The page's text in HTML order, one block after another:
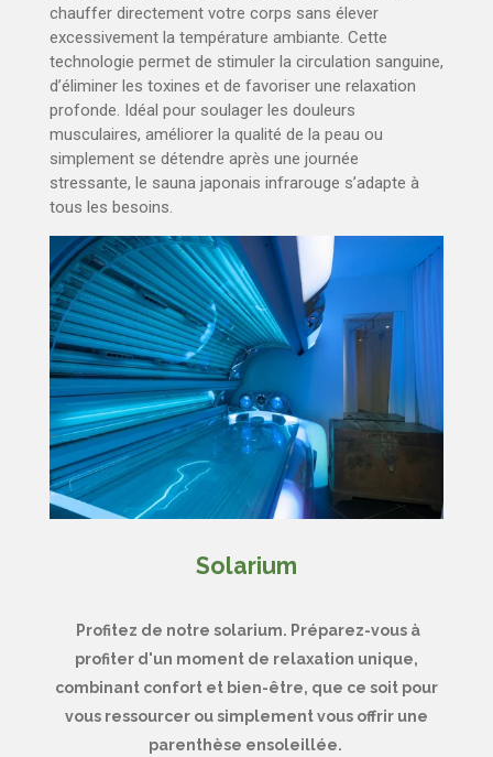
chauffer directement votre corps sans élever
excessivement la température ambiante. Cette
technologie permet de stimuler la circulation sanguine,
d’éliminer les toxines et de favoriser une relaxation
profonde. Idéal pour soulager les douleurs
musculaires, améliorer la qualité de la peau ou
simplement se détendre après une journée
stressante, le sauna japonais infrarouge s’adapte à
tous les besoins.
Solarium
Profitez de notre solarium. Préparez-vous à
profiter d'un moment de relaxation unique,
combinant confort et bien-être, que ce soit pour
vous ressourcer ou simplement vous offrir une
parenthèse ensoleillée.